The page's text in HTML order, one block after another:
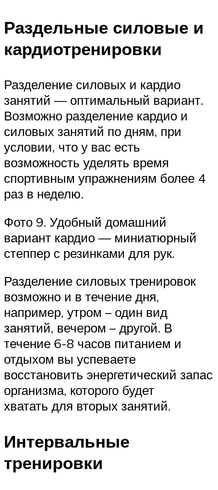
Раздельные силовые и
кардиотренировки
Разделение силовых и кардио
занятий — оптимальный вариант.
Возможно разделение кардио и
силовых занятий по дням, при
условии, что у вас есть
возможность уделять время
спортивным упражнениям более 4
раз в неделю.
Фото 9. Удобный домашний
вариант кардио — миниатюрный
степпер с резинками для рук.
Разделение силовых тренировок
возможно и в течение дня,
например, утром – один вид
занятий, вечером – другой. В
течение 6-8 часов питанием и
отдыхом вы успеваете
восстановить энергетический запас
организма, которого будет
хватать для вторых занятий.
Интервальные
тренировки